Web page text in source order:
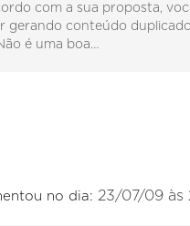
com a sua proposta,
gerando conteúdo
é uma boa…
no dia: 23/07/09 às